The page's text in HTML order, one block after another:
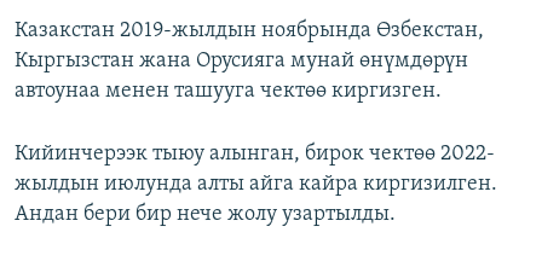
Казакстан 2019-жылдын ноябрында Өзбекстан,
Кыргызстан жана Орусияга мунай өнүмдөрүн
автоунаа менен ташууга чектөө киргизген.
Кийинчерээк тыюу алынган, бирок чектөө 2022-
жылдын июлунда алты айга кайра киргизилген.
Андан бери бир нече жолу узартылды.